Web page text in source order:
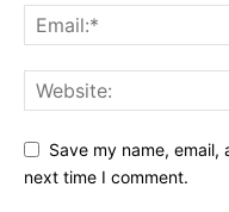
Save my name,
next time I comment.